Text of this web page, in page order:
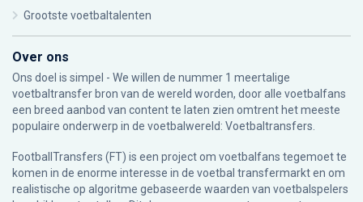
Grootste voetbaltalenten
Over ons
Ons doel is simpel - We willen de nummer 1 meertalige
voetbaltransfer bron van de wereld worden, door alle voetbalfans
een breed aanbod van content te laten zien omtrent het meeste
populaire onderwerp in de voetbalwereld: Voetbaltransfers.
FootballTransfers (FT) is een project om voetbalfans tegemoet te
komen in de enorme interesse in de voetbal transfermarkt en om
realistische op algoritme gebaseerde waarden van voetbalspelers